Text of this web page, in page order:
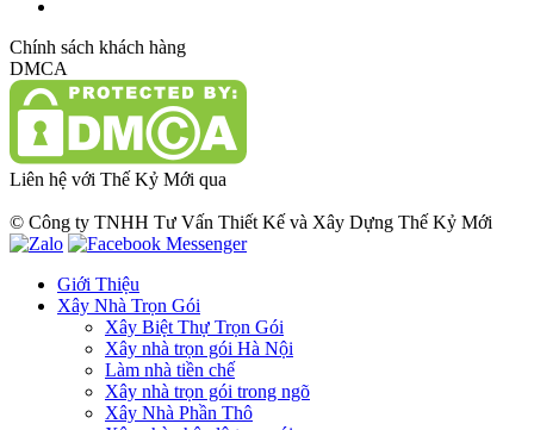
Chính sách khách hàng
DMCA
Liên hệ với Thế Kỷ Mới qua
© Công ty TNHH Tư Vấn Thiết Kế và Xây Dựng Thế Kỷ Mới
Giới Thiệu
Xây Nhà Trọn Gói
Xây Biệt Thự Trọn Gói
Xây nhà trọn gói Hà Nội
Làm nhà tiền chế
Xây nhà trọn gói trong ngõ
Xây Nhà Phần Thô